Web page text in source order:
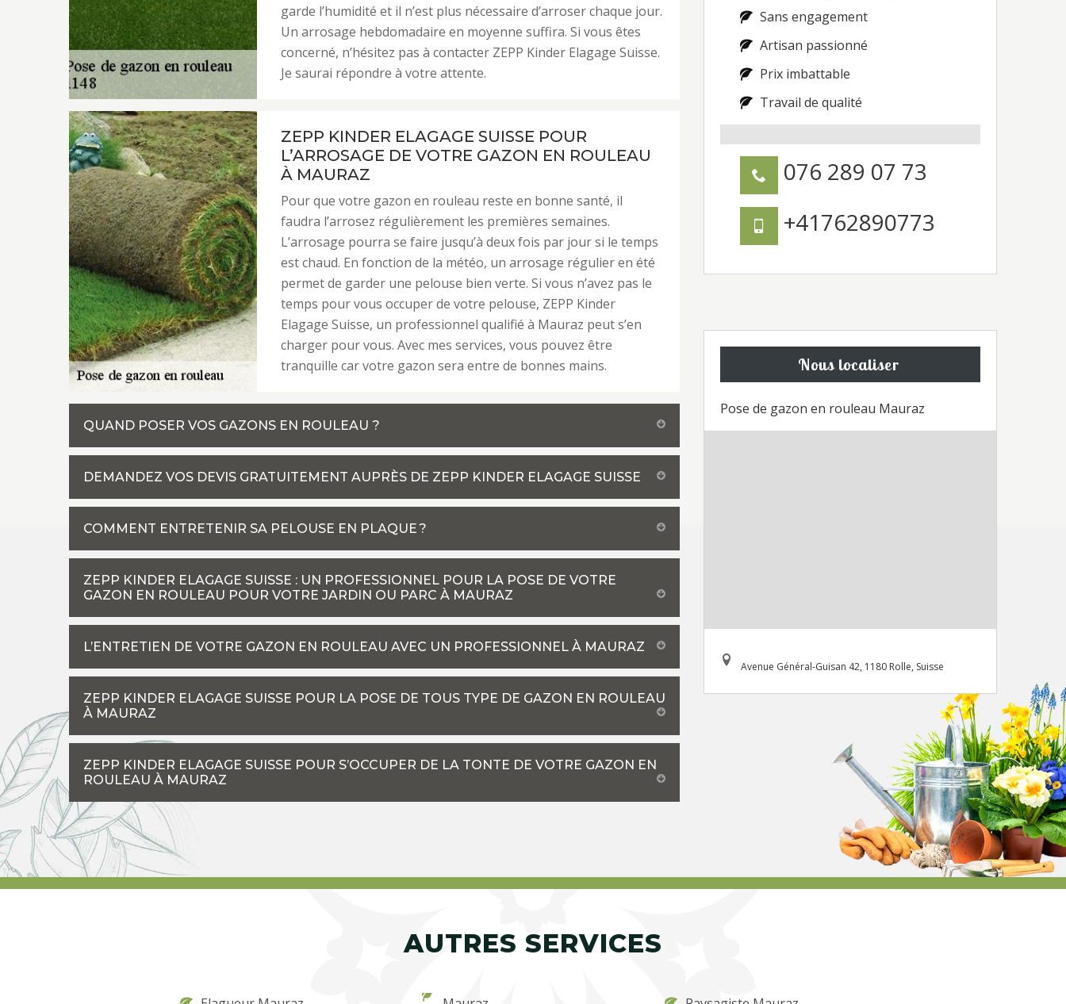
garde l’humidité et il n’est plus nécessaire d’arroser chaque jour.
Un arrosage hebdomadaire en moyenne suffira. Si vous êtes
concerné, n’hésitez pas à contacter ZEPP Kinder Elagage Suisse.
Je saurai répondre à votre attente.
ZEPP KINDER ELAGAGE SUISSE POUR
L’ARROSAGE DE VOTRE GAZON EN ROULEAU
À MAURAZ
Pour que votre gazon en rouleau reste en bonne santé, il
faudra l’arrosez régulièrement les premières semaines.
L’arrosage pourra se faire jusqu’à deux fois par jour si le temps
est chaud. En fonction de la météo, un arrosage régulier en été
permet de garder une pelouse bien verte. Si vous n’avez pas le
temps pour vous occuper de votre pelouse, ZEPP Kinder
Elagage Suisse, un professionnel qualifié à Mauraz peut s’en
charger pour vous. Avec mes services, vous pouvez être
tranquille car votre gazon sera entre de bonnes mains.
QUAND POSER VOS GAZONS EN ROULEAU ?
DEMANDEZ VOS DEVIS GRATUITEMENT AUPRÈS DE ZEPP KINDER ELAGAGE SUISSE
COMMENT ENTRETENIR SA PELOUSE EN PLAQUE ?
ZEPP KINDER ELAGAGE SUISSE : UN PROFESSIONNEL POUR LA POSE DE VOTRE
GAZON EN ROULEAU POUR VOTRE JARDIN OU PARC À MAURAZ
L’ENTRETIEN DE VOTRE GAZON EN ROULEAU AVEC UN PROFESSIONNEL À MAURAZ
ZEPP KINDER ELAGAGE SUISSE POUR LA POSE DE TOUS TYPE DE GAZON EN ROULEAU
À MAURAZ
ZEPP KINDER ELAGAGE SUISSE POUR S’OCCUPER DE LA TONTE DE VOTRE GAZON EN
ROULEAU À MAURAZ
Sans engagement
Artisan passionné
Prix imbattable
Travail de qualité
076 289 07 73
+41762890773
Nous localiser
Pose de gazon en rouleau Mauraz
Avenue Général-Guisan 42, 1180 Rolle, Suisse
AUTRES SERVICES